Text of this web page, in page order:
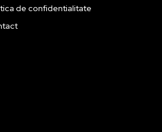
de confidentialitate